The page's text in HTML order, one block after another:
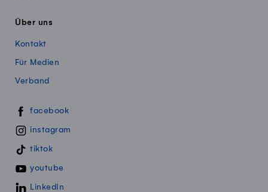
Über uns
Kontakt
Für Medien
Verband
Swissmillk auf Social Media
facebook
instagram
tiktok
youtube
LinkedIn